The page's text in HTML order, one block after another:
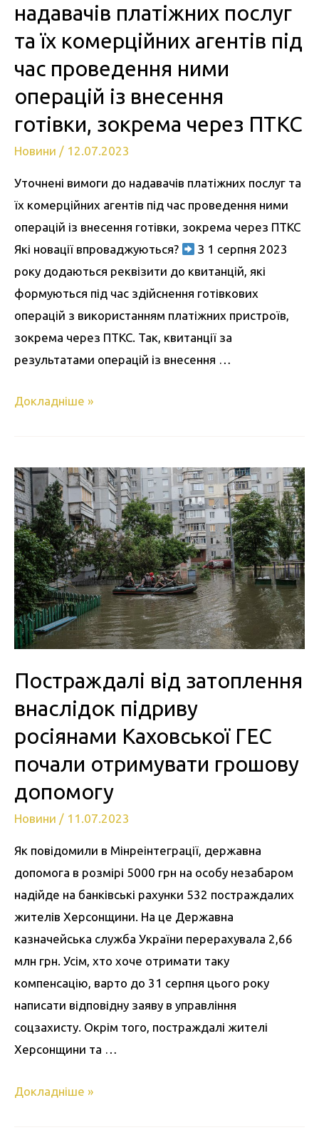
надавачів платіжних послуг
та їх комерційних агентів під
час проведення ними
операцій із внесення
готівки, зокрема через ПТКС
Новини / 12.07.2023
Уточнені вимоги до надавачів платіжних послуг та
їх комерційних агентів під час проведення ними
операцій із внесення готівки, зокрема через ПТКС
Які новації впроваджуються?
З 1 серпня 2023
року додаються реквізити до квитанцій, які
формуються під час здійснення готівкових
операцій з використанням платіжних пристроїв,
зокрема через ПТКС. Так, квитанції за
результатами операцій із внесення …
Докладніше »
Постраждалі від затоплення
внаслідок підриву
росіянами Каховської ГЕС
почали отримувати грошову
допомогу
Новини / 11.07.2023
Як повідомили в Мінреінтеграції, державна
допомога в розмірі 5000 грн на особу незабаром
надійде на банківські рахунки 532 постраждалих
жителів Херсонщини. На це Державна
казначейська служба України перерахувала 2,66
млн грн. Усім, хто хоче отримати таку
компенсацію, варто до 31 серпня цього року
написати відповідну заяву в управління
соцзахисту. Окрім того, постраждалі жителі
Херсонщини та …
Докладніше »